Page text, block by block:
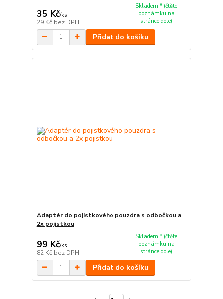
35 Kč/ks
29 Kč bez DPH
Skladem * (čtěte
poznámku na
stránce dole)
Přidat do košíku
Adaptér do pojistkového pouzdra s odbočkou a
2x pojistkou
99 Kč/ks
82 Kč bez DPH
Skladem * (čtěte
poznámku na
stránce dole)
Přidat do košíku